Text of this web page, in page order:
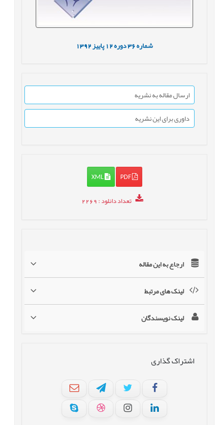
شماره36 دوره12 پاییز1392
ارسال مقاله به نشریه
داوری برای این نشریه
PDF
XML
تعداد دانلود: 2269
ارجاع به این مقاله
لینک های مرتبط
لینک نویسندگان
اشتراک گذاری